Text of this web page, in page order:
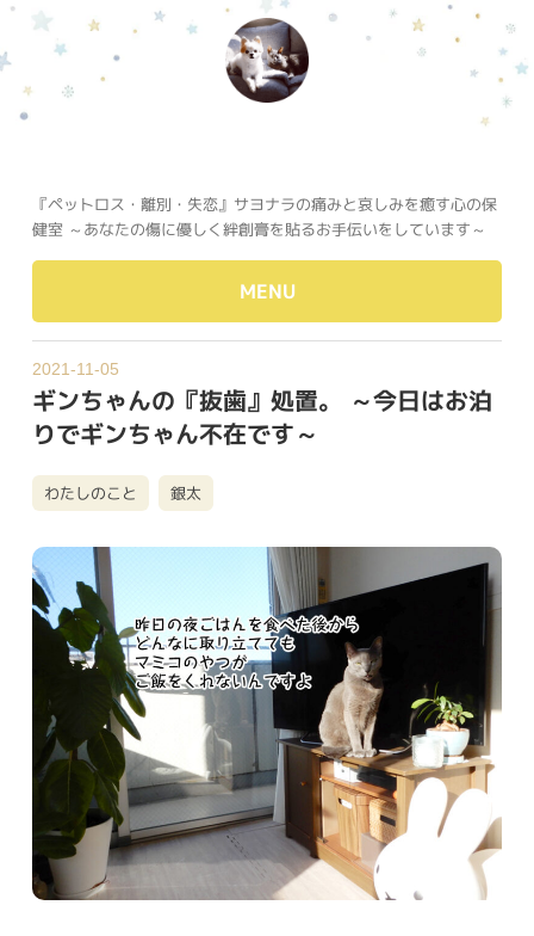
『ペットロス・離別・失恋』サヨナラの痛みと哀しみを癒す心の保
健室 ～あなたの傷に優しく絆創膏を貼るお手伝いをしています～
MENU
2021-11-05
ギンちゃんの『抜歯』処置。 ～今日はお泊
りでギンちゃん不在です～
わたしのこと 銀太